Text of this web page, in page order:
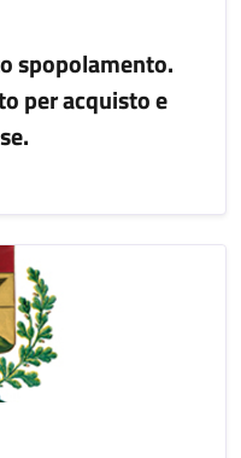
spopolamento.
per acquisto e